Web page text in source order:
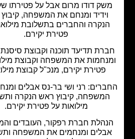
דודו מרום אבל על פטירתו של חבר
וידיד ומנחם את המשפחה, קיבוץ ראש
והחברים בתשלובת מילואות על
פטירת יקירם.
תדיעד תוכנה וקבוצת סיסנת אבלות
את המשפחה וקבוצת מילואות על
פטירת יקירם, מנכ"ל קבוצת מילואות.
רני ושי בר-נס אבלים ומנחמים את
קיבוץ ראש הנקרה ותשלובת
מילואות על פטירת יקירם.
חברת רפקור, העובדים והמגדלים
ומנחמים את המשפחה ותשלובת